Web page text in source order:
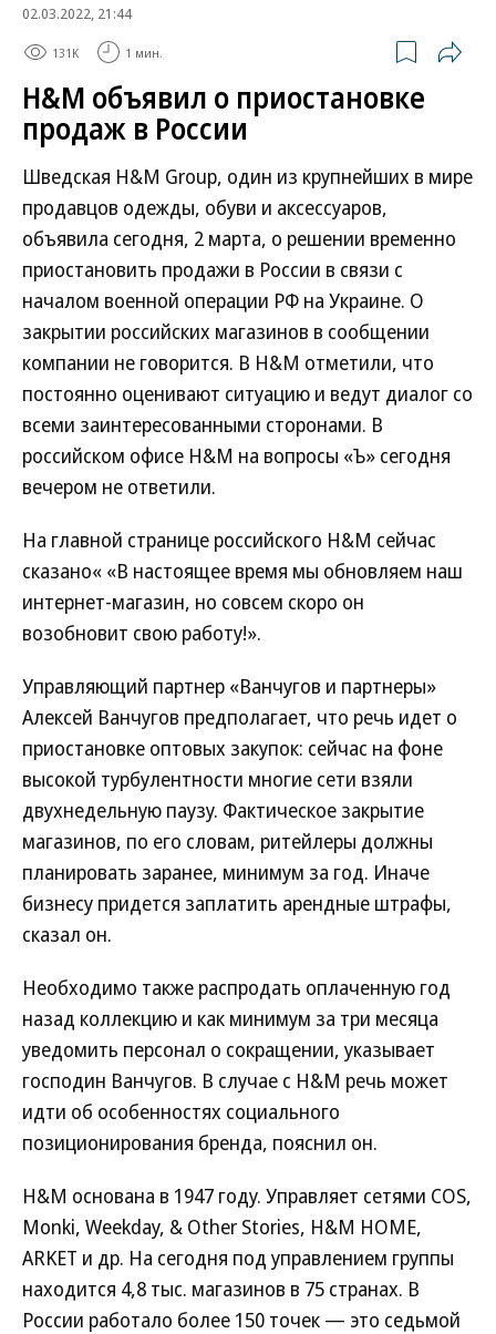
02.03.2022, 21:44
131K 1 мин.
H&M объявил о приостановке
продаж в России
Шведская H&M Group, один из крупнейших в мире
продавцов одежды, обуви и аксессуаров,
объявила сегодня, 2 марта, о решении временно
приостановить продажи в России в связи с
началом военной операции РФ на Украине. О
закрытии российских магазинов в сообщении
компании не говорится. В H&M отметили, что
постоянно оценивают ситуацию и ведут диалог со
всеми заинтересованными сторонами. В
российском офисе H&M на вопросы «Ъ» сегодня
вечером не ответили.
На главной странице российского H&M сейчас
сказано« «В настоящее время мы обновляем наш
интернет-магазин, но совсем скоро он
возобновит свою работу!».
Управляющий партнер «Ванчугов и партнеры»
Алексей Ванчугов предполагает, что речь идет о
приостановке оптовых закупок: сейчас на фоне
высокой турбулентности многие сети взяли
двухнедельную паузу. Фактическое закрытие
магазинов, по его словам, ритейлеры должны
планировать заранее, минимум за год. Иначе
бизнесу придется заплатить арендные штрафы,
сказал он.
Необходимо также распродать оплаченную год
назад коллекцию и как минимум за три месяца
уведомить персонал о сокращении, указывает
господин Ванчугов. В случае с H&M речь может
идти об особенностях социального
позиционирования бренда, пояснил он.
H&M основана в 1947 году. Управляет сетями COS,
Monki, Weekday, & Other Stories, H&M HOME,
ARKET и др. На сегодня под управлением группы
находится 4,8 тыс. магазинов в 75 странах. В
России работало более 150 точек — это седьмой